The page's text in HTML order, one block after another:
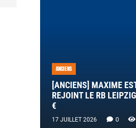
ANCIENS
[ANCIENS] MAXIME
REJOINT LE RB
€
17 JUILLET 2026 0